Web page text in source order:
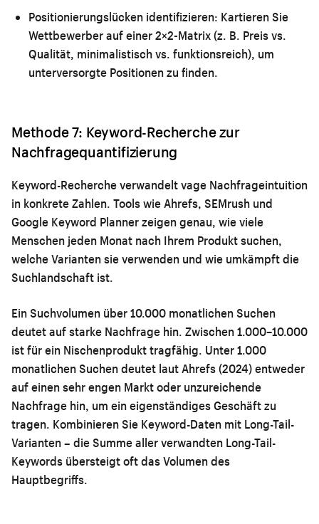
Positionierungslücken identifizieren: Kartieren Sie
Wettbewerber auf einer 2×2-Matrix (z. B. Preis vs.
Qualität, minimalistisch vs. funktionsreich), um
unterversorgte Positionen zu finden.
Methode 7: Keyword-Recherche zur
Nachfragequantifizierung
Keyword-Recherche verwandelt vage Nachfrageintuition
in konkrete Zahlen. Tools wie Ahrefs, SEMrush und
Google Keyword Planner zeigen genau, wie viele
Menschen jeden Monat nach Ihrem Produkt suchen,
welche Varianten sie verwenden und wie umkämpft die
Suchlandschaft ist.
Ein Suchvolumen über 10.000 monatlichen Suchen
deutet auf starke Nachfrage hin. Zwischen 1.000–10.000
ist für ein Nischenprodukt tragfähig. Unter 1.000
monatlichen Suchen deutet laut Ahrefs (2024) entweder
auf einen sehr engen Markt oder unzureichende
Nachfrage hin, um ein eigenständiges Geschäft zu
tragen. Kombinieren Sie Keyword-Daten mit Long-Tail-
Varianten – die Summe aller verwandten Long-Tail-
Keywords übersteigt oft das Volumen des
Hauptbegriffs.